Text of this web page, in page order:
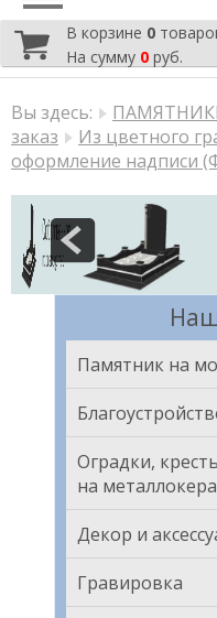
В корзине 0
На сумму 0 руб.
Вы здесь:
заказ
Из цветного
оформление надписи
Памятник на
Оградки,
на
Декор и
Гравировка